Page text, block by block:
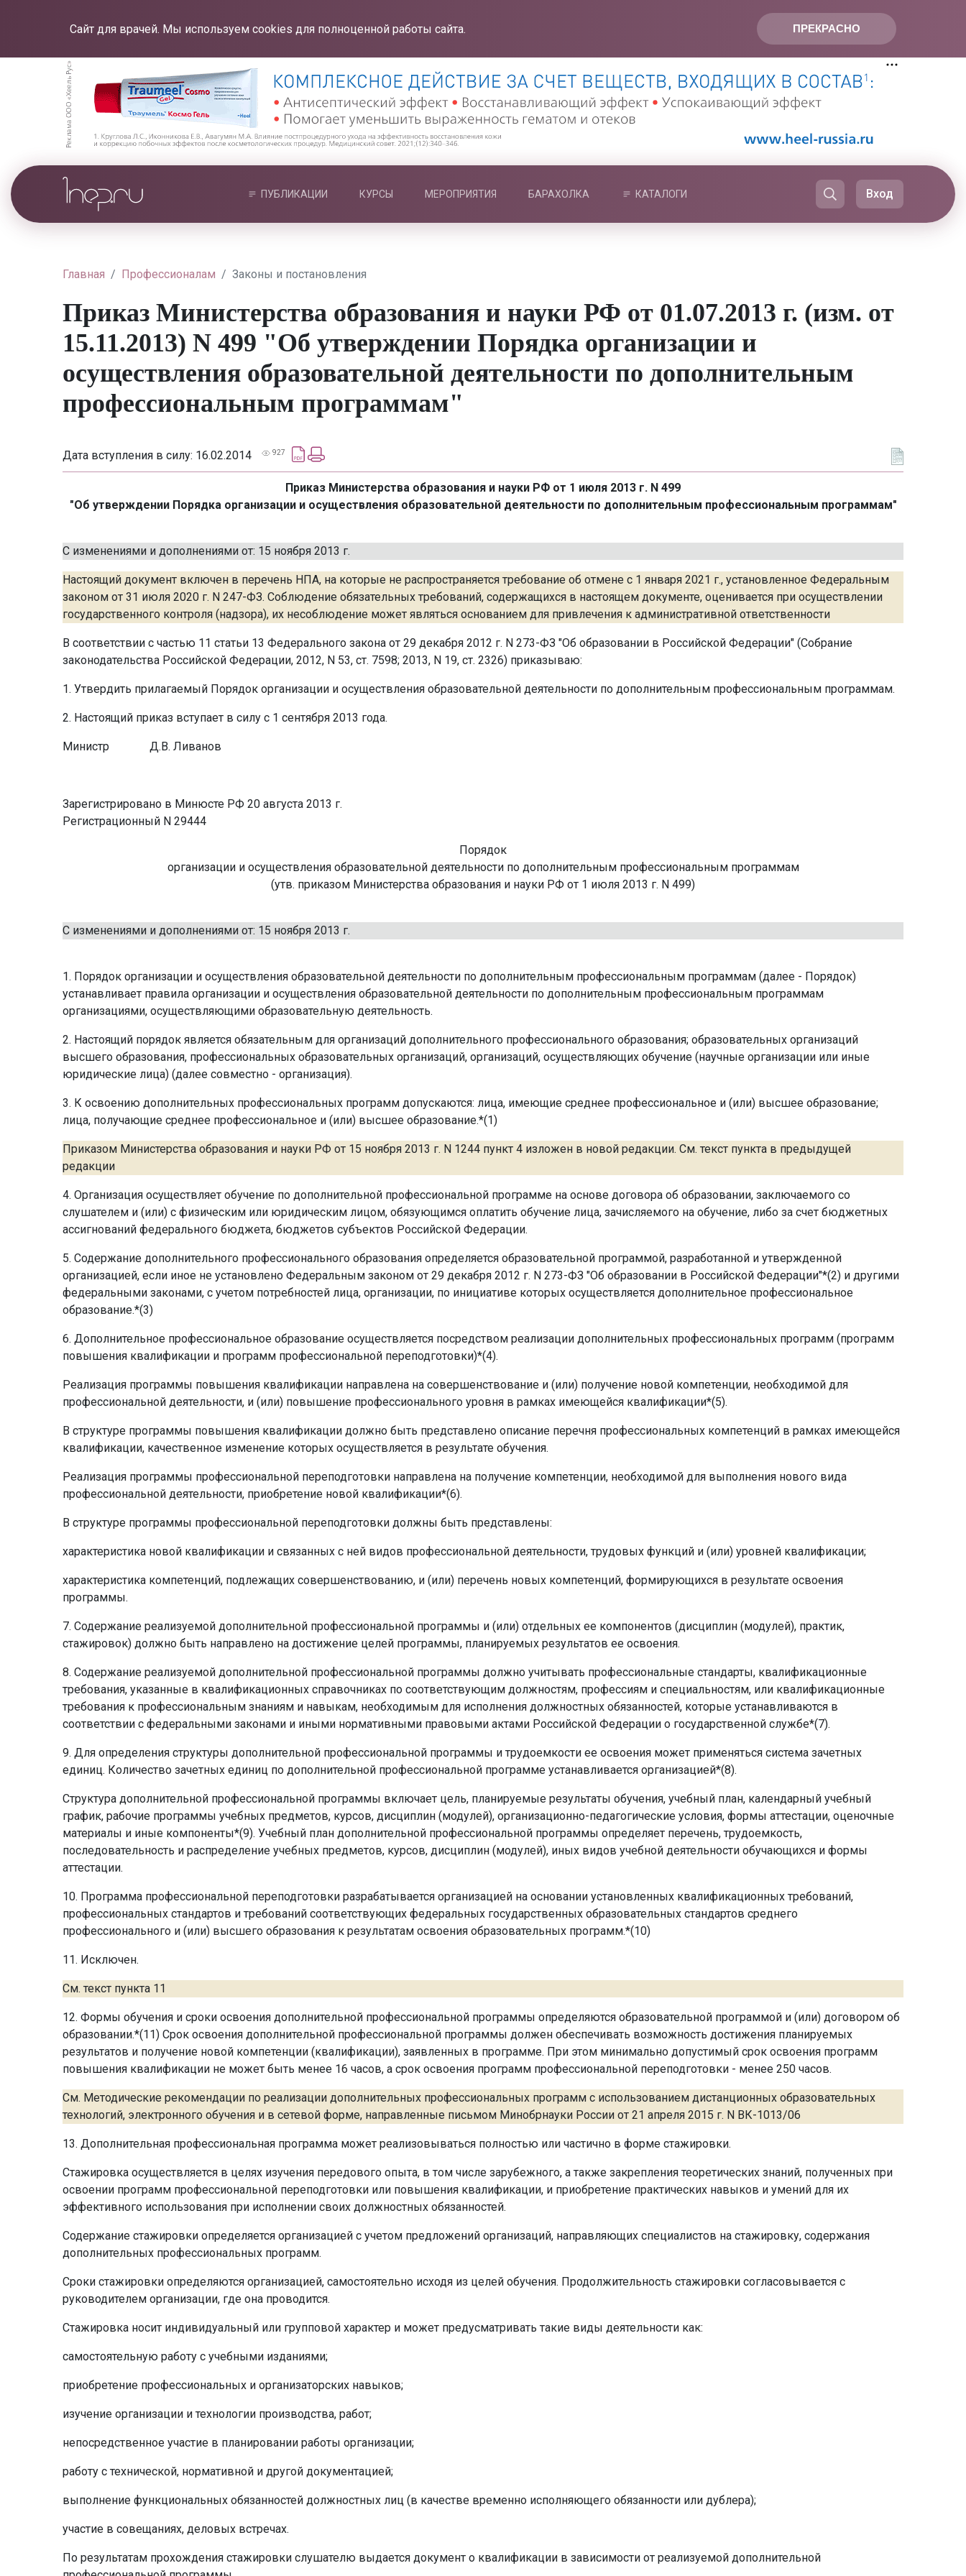
ПРЕКРАСНО
Сайт для врачей. Мы используем cookies для полноценной работы сайта.
ПУБЛИКАЦИИ КУРСЫ МЕРОПРИЯТИЯ БАРАХОЛКА КАТАЛОГИ Вход
Главная Профессионалам Законы и постановления
Приказ Министерства образования и науки РФ от 01.07.2013 г. (изм. от
15.11.2013) N 499 "Об утверждении Порядка организации и
осуществления образовательной деятельности по дополнительным
профессиональным программам"
Дата вступления в силу: 16.02.2014 927
Приказ Министерства образования и науки РФ от 1 июля 2013 г. N 499
"Об утверждении Порядка организации и осуществления образовательной деятельности по дополнительным профессиональным программам"
С изменениями и дополнениями от: 15 ноября 2013 г.
Настоящий документ включен в перечень НПА, на которые не распространяется требование об отмене с 1 января 2021 г., установленное Федеральным
законом от 31 июля 2020 г. N 247-ФЗ. Соблюдение обязательных требований, содержащихся в настоящем документе, оценивается при осуществлении
государственного контроля (надзора), их несоблюдение может являться основанием для привлечения к административной ответственности
В соответствии с частью 11 статьи 13 Федерального закона от 29 декабря 2012 г. N 273-ФЗ "Об образовании в Российской Федерации" (Собрание
законодательства Российской Федерации, 2012, N 53, ст. 7598; 2013, N 19, ст. 2326) приказываю:
1. Утвердить прилагаемый Порядок организации и осуществления образовательной деятельности по дополнительным профессиональным программам.
2. Настоящий приказ вступает в силу с 1 сентября 2013 года.
Министр Д.В. Ливанов
Зарегистрировано в Минюсте РФ 20 августа 2013 г.
Регистрационный N 29444
Порядок
организации и осуществления образовательной деятельности по дополнительным профессиональным программам
(утв. приказом Министерства образования и науки РФ от 1 июля 2013 г. N 499)
С изменениями и дополнениями от: 15 ноября 2013 г.
1. Порядок организации и осуществления образовательной деятельности по дополнительным профессиональным программам (далее - Порядок)
устанавливает правила организации и осуществления образовательной деятельности по дополнительным профессиональным программам
организациями, осуществляющими образовательную деятельность.
2. Настоящий порядок является обязательным для организаций дополнительного профессионального образования; образовательных организаций
высшего образования, профессиональных образовательных организаций, организаций, осуществляющих обучение (научные организации или иные
юридические лица) (далее совместно - организация).
3. К освоению дополнительных профессиональных программ допускаются: лица, имеющие среднее профессиональное и (или) высшее образование;
лица, получающие среднее профессиональное и (или) высшее образование.*(1)
Приказом Министерства образования и науки РФ от 15 ноября 2013 г. N 1244 пункт 4 изложен в новой редакции. См. текст пункта в предыдущей
редакции
4. Организация осуществляет обучение по дополнительной профессиональной программе на основе договора об образовании, заключаемого со
слушателем и (или) с физическим или юридическим лицом, обязующимся оплатить обучение лица, зачисляемого на обучение, либо за счет бюджетных
ассигнований федерального бюджета, бюджетов субъектов Российской Федерации.
5. Содержание дополнительного профессионального образования определяется образовательной программой, разработанной и утвержденной
организацией, если иное не установлено Федеральным законом от 29 декабря 2012 г. N 273-ФЗ "Об образовании в Российской Федерации"*(2) и другими
федеральными законами, с учетом потребностей лица, организации, по инициативе которых осуществляется дополнительное профессиональное
образование.*(3)
6. Дополнительное профессиональное образование осуществляется посредством реализации дополнительных профессиональных программ (программ
повышения квалификации и программ профессиональной переподготовки)*(4).
Реализация программы повышения квалификации направлена на совершенствование и (или) получение новой компетенции, необходимой для
профессиональной деятельности, и (или) повышение профессионального уровня в рамках имеющейся квалификации*(5).
В структуре программы повышения квалификации должно быть представлено описание перечня профессиональных компетенций в рамках имеющейся
квалификации, качественное изменение которых осуществляется в результате обучения.
Реализация программы профессиональной переподготовки направлена на получение компетенции, необходимой для выполнения нового вида
профессиональной деятельности, приобретение новой квалификации*(6).
В структуре программы профессиональной переподготовки должны быть представлены:
характеристика новой квалификации и связанных с ней видов профессиональной деятельности, трудовых функций и (или) уровней квалификации;
характеристика компетенций, подлежащих совершенствованию, и (или) перечень новых компетенций, формирующихся в результате освоения
программы.
7. Содержание реализуемой дополнительной профессиональной программы и (или) отдельных ее компонентов (дисциплин (модулей), практик,
стажировок) должно быть направлено на достижение целей программы, планируемых результатов ее освоения.
8. Содержание реализуемой дополнительной профессиональной программы должно учитывать профессиональные стандарты, квалификационные
требования, указанные в квалификационных справочниках по соответствующим должностям, профессиям и специальностям, или квалификационные
требования к профессиональным знаниям и навыкам, необходимым для исполнения должностных обязанностей, которые устанавливаются в
соответствии с федеральными законами и иными нормативными правовыми актами Российской Федерации о государственной службе*(7).
9. Для определения структуры дополнительной профессиональной программы и трудоемкости ее освоения может применяться система зачетных
единиц. Количество зачетных единиц по дополнительной профессиональной программе устанавливается организацией*(8).
Структура дополнительной профессиональной программы включает цель, планируемые результаты обучения, учебный план, календарный учебный
график, рабочие программы учебных предметов, курсов, дисциплин (модулей), организационно-педагогические условия, формы аттестации, оценочные
материалы и иные компоненты*(9). Учебный план дополнительной профессиональной программы определяет перечень, трудоемкость,
последовательность и распределение учебных предметов, курсов, дисциплин (модулей), иных видов учебной деятельности обучающихся и формы
аттестации.
10. Программа профессиональной переподготовки разрабатывается организацией на основании установленных квалификационных требований,
профессиональных стандартов и требований соответствующих федеральных государственных образовательных стандартов среднего
профессионального и (или) высшего образования к результатам освоения образовательных программ.*(10)
11. Исключен.
См. текст пункта 11
12. Формы обучения и сроки освоения дополнительной профессиональной программы определяются образовательной программой и (или) договором об
образовании.*(11) Срок освоения дополнительной профессиональной программы должен обеспечивать возможность достижения планируемых
результатов и получение новой компетенции (квалификации), заявленных в программе. При этом минимально допустимый срок освоения программ
повышения квалификации не может быть менее 16 часов, а срок освоения программ профессиональной переподготовки - менее 250 часов.
См. Методические рекомендации по реализации дополнительных профессиональных программ с использованием дистанционных образовательных
технологий, электронного обучения и в сетевой форме, направленные письмом Минобрнауки России от 21 апреля 2015 г. N ВК-1013/06
13. Дополнительная профессиональная программа может реализовываться полностью или частично в форме стажировки.
Стажировка осуществляется в целях изучения передового опыта, в том числе зарубежного, а также закрепления теоретических знаний, полученных при
освоении программ профессиональной переподготовки или повышения квалификации, и приобретение практических навыков и умений для их
эффективного использования при исполнении своих должностных обязанностей.
Содержание стажировки определяется организацией с учетом предложений организаций, направляющих специалистов на стажировку, содержания
дополнительных профессиональных программ.
Сроки стажировки определяются организацией, самостоятельно исходя из целей обучения. Продолжительность стажировки согласовывается с
руководителем организации, где она проводится.
Стажировка носит индивидуальный или групповой характер и может предусматривать такие виды деятельности как:
самостоятельную работу с учебными изданиями;
приобретение профессиональных и организаторских навыков;
изучение организации и технологии производства, работ;
непосредственное участие в планировании работы организации;
работу с технической, нормативной и другой документацией;
выполнение функциональных обязанностей должностных лиц (в качестве временно исполняющего обязанности или дублера);
участие в совещаниях, деловых встречах.
По результатам прохождения стажировки слушателю выдается документ о квалификации в зависимости от реализуемой дополнительной